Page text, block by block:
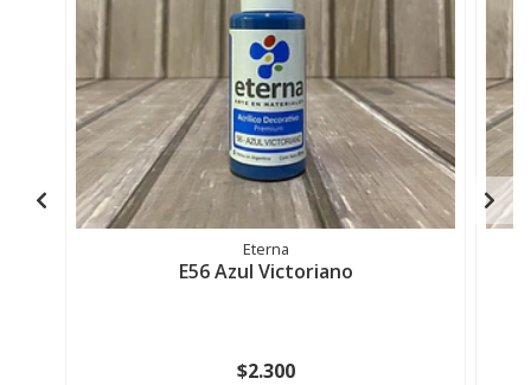
Eterna
E56 Azul Victoriano
$2.300